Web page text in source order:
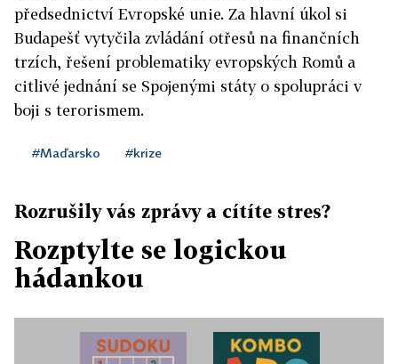
předsednictví Evropské unie. Za hlavní úkol si
Budapešť vytyčila zvládání otřesů na finančních
trzích, řešení problematiky evropských Romů a
citlivé jednání se Spojenými státy o spolupráci v
boji s terorismem.
#Maďarsko #krize
Rozrušily vás zprávy a cítíte stres?
Rozptylte se logickou
hádankou